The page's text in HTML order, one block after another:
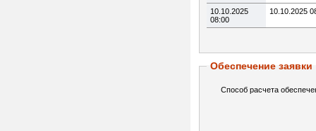
10.10.2025
08:00
10.10.2025
Обеспечение заявки
Способ расчета